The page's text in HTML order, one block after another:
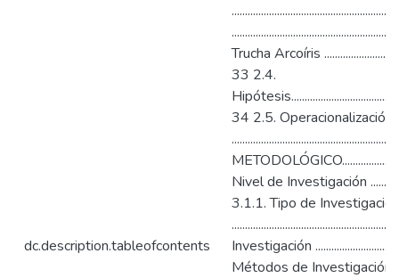
dc.description.tableofcontents
Trucha Arcoíris
33 2.4.
34 2.5. Operacionalización
Nivel de Investigación
3.1.1. Tipo de Investigación
Investigación
Métodos de Investigación